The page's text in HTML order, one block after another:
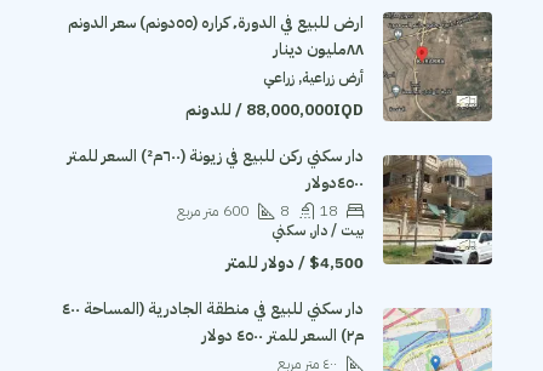
ارض للبيع في الدورة٬ كراره (٥٥دونم) سعر الدونم
٨٨مليون دينار
أرض زراعية, زراعي
88,000,000IQD / للدونم
دار سكني ركن للبيع في زيونة (٦٠٠م²) السعر للمتر
٤٥٠٠دولار
18
8
600 متر مربع
بيت / دار, سكني
$4,500 / دولار للمتر
دار سكني للبيع في منطقة الجادرية (المساحة ٤٠٠
م٢) السعر للمتر ٤٥٠٠ دولار
٤٠٠ متر مربع